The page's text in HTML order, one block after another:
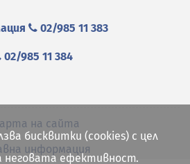
02/985 11 383
02/985 11 384
на сайта
информация
бисквитки (cookies) с цел
неговата ефективност.